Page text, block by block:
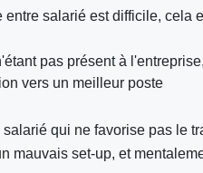
salarié est difficile, cela
pas présent à
vers un meilleur poste
qui ne favorise pas le
mauvais set-up, et